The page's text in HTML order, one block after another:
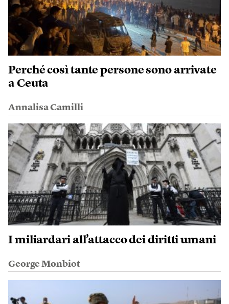
Perché così tante persone sono arrivate
a Ceuta
Annalisa Camilli
I miliardari all’attacco dei diritti umani
George Monbiot